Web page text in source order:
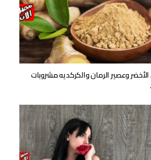
الأخضر وعصير الرمان والكركديه مشروبات